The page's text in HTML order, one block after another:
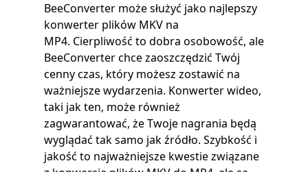
BeeConverter może służyć jako najlepszy
konwerter plików MKV na
MP4. Cierpliwość to dobra osobowość, ale
BeeConverter chce zaoszczędzić Twój
cenny czas, który możesz zostawić na
ważniejsze wydarzenia. Konwerter wideo,
taki jak ten, może również
zagwarantować, że Twoje nagrania będą
wyglądać tak samo jak źródło. Szybkość i
jakość to najważniejsze kwestie związane